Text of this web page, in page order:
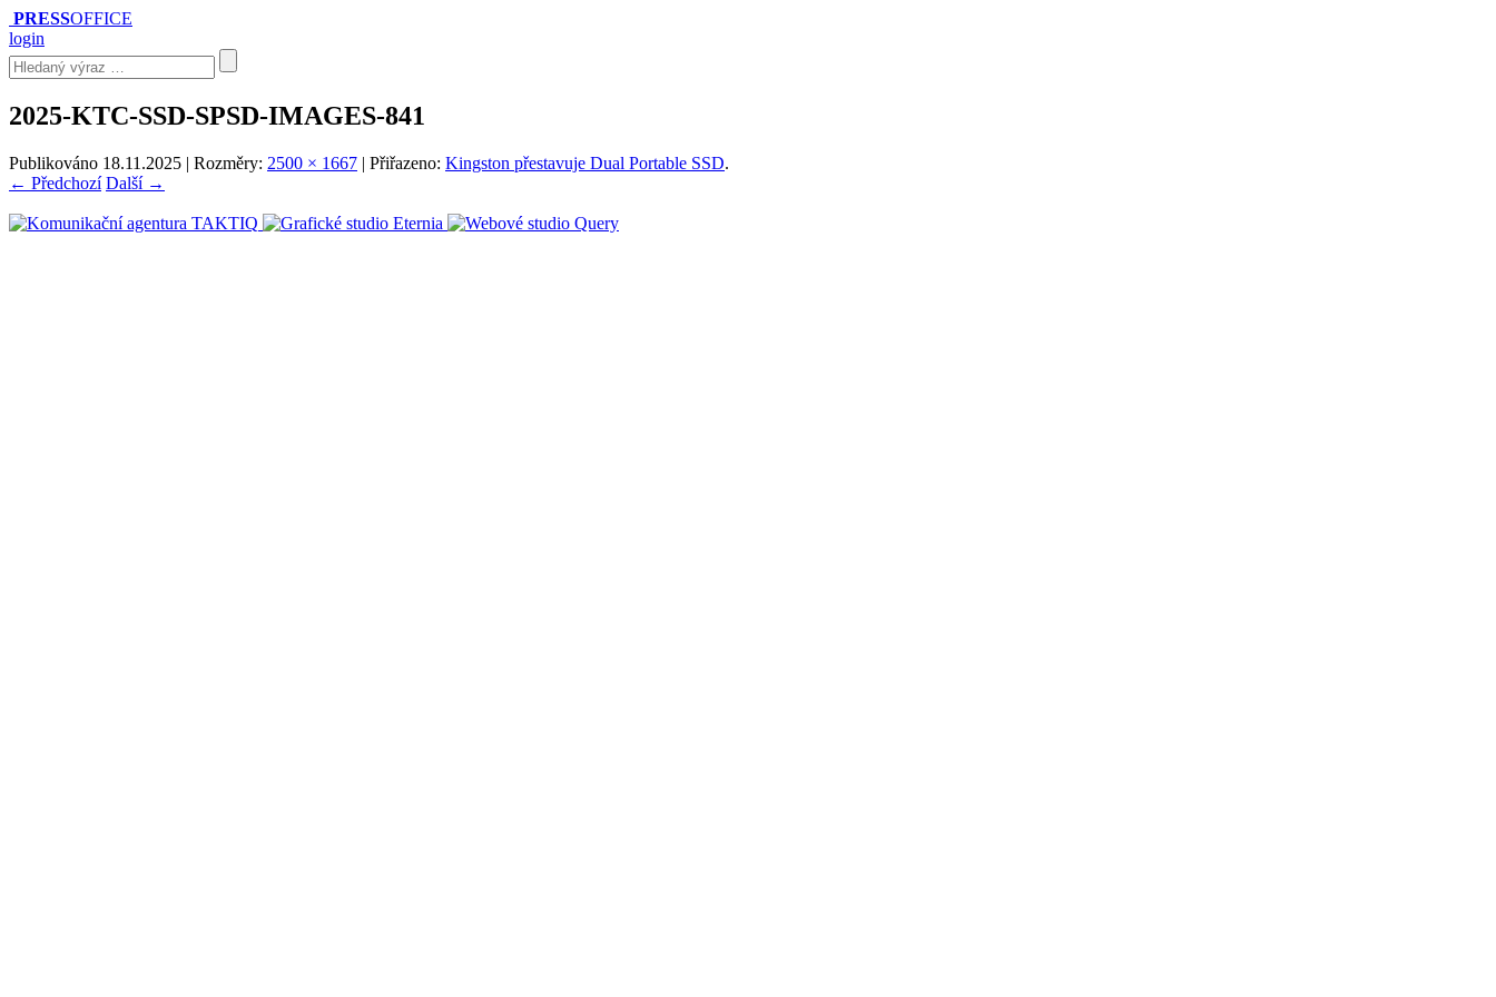
PRESSOFFICE
login
2025-KTC-SSD-SPSD-IMAGES-841
Publikováno 18.11.2025 | Rozměry: 2500 × 1667 | Přiřazeno: Kingston přestavuje Dual Portable SSD.
← Předchozí Další →